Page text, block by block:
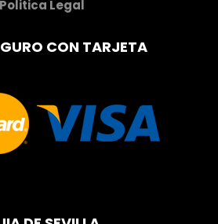
de Cookies
CON TARJETA